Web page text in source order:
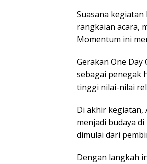
Suasana
rangkaian acara,
Momentum ini
Gerakan One Day
sebagai penegak
tinggi nilai-nilai
Di akhir
menjadi budaya
dimulai dari
Dengan langkah